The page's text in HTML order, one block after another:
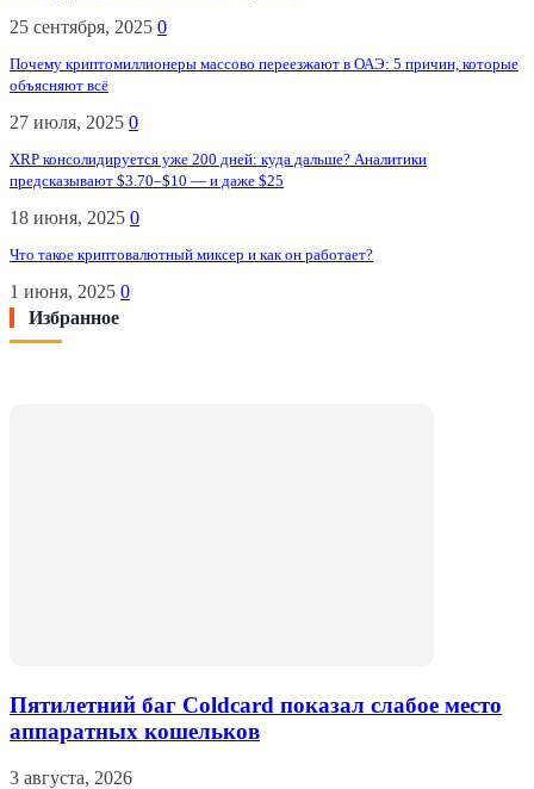
25 сентября, 2025 0
Почему криптомиллионеры массово переезжают в ОАЭ: 5 причин, которые
объясняют всё
27 июля, 2025 0
XRP консолидируется уже 200 дней: куда дальше? Аналитики
предсказывают $3.70–$10 — и даже $25
18 июня, 2025 0
Что такое криптовалютный миксер и как он работает?
1 июня, 2025 0
Избранное
Пятилетний баг Coldcard показал слабое место
аппаратных кошельков
3 августа, 2026